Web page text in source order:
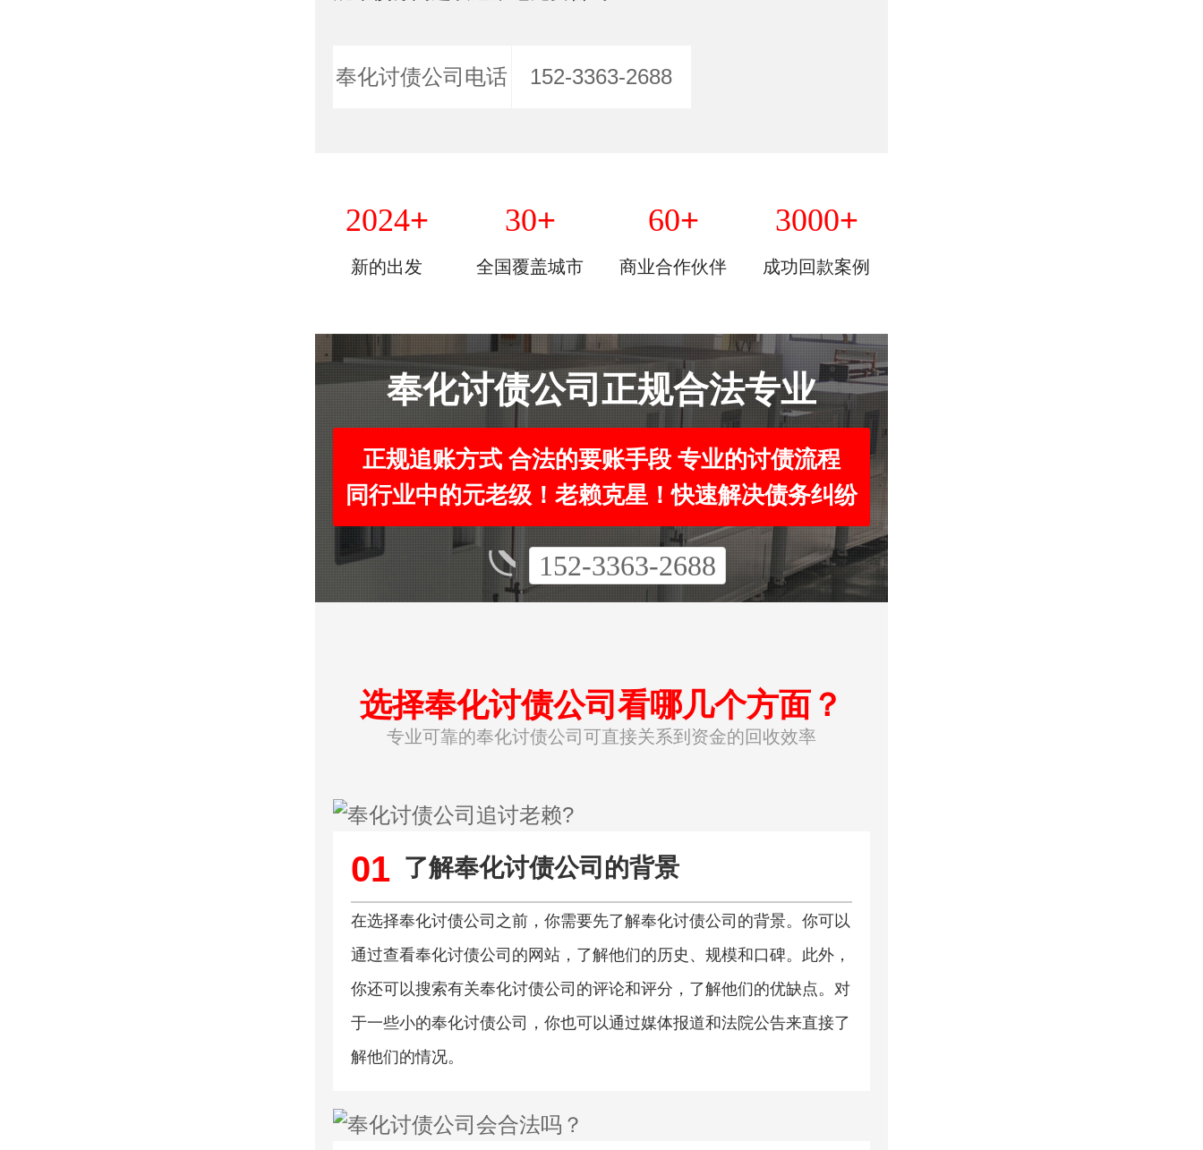
奉化讨债公司电话 152-3363-2688
2024+
新的出发
30+
全国覆盖城市
60+
商业合作伙伴
3000+
成功回款案例
奉化讨债公司正规合法专业
正规追账方式 合法的要账手段 专业的讨债流程
同行业中的元老级！老赖克星！快速解决债务纠纷
152-3363-2688
选择奉化讨债公司看哪几个方面？
专业可靠的奉化讨债公司可直接关系到资金的回收效率
01 了解奉化讨债公司的背景
在选择奉化讨债公司之前，你需要先了解奉化讨债公司的背景。你可以
通过查看奉化讨债公司的网站，了解他们的历史、规模和口碑。此外，
你还可以搜索有关奉化讨债公司的评论和评分，了解他们的优缺点。对
于一些小的奉化讨债公司，你也可以通过媒体报道和法院公告来直接了
解他们的情况。